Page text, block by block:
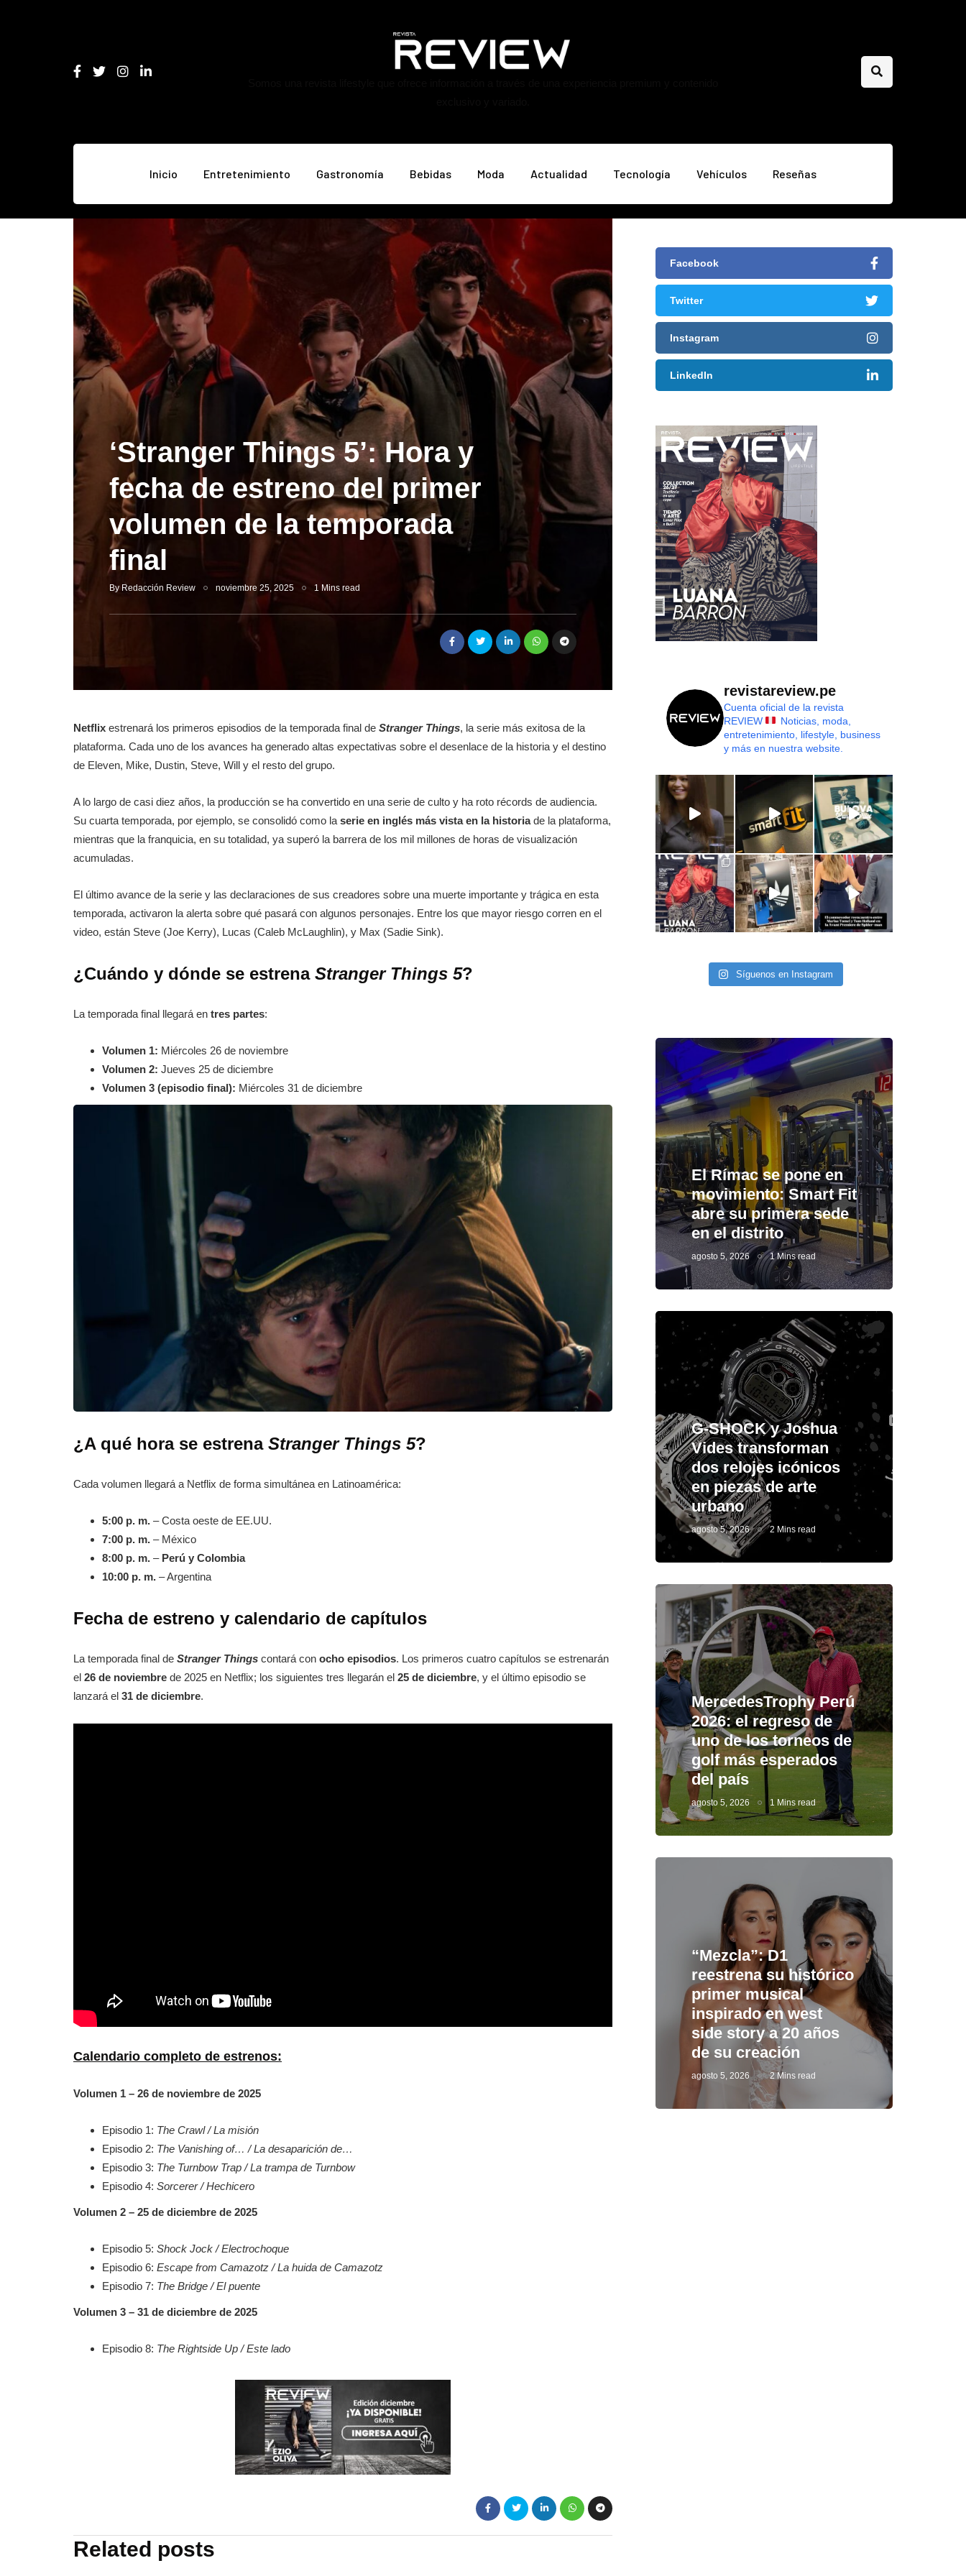
Inicio Entretenimiento Gastronomía Bebidas Moda Actualidad Tecnología Vehículos Reseñas
‘Stranger Things 5’: Hora y
fecha de estreno del primer
volumen de la temporada
final
By Redacción Review noviembre 25, 2025 1 Mins read
Netflix estrenará los primeros episodios de la temporada final de Stranger Things, la serie más exitosa de la
plataforma. Cada uno de los avances ha generado altas expectativas sobre el desenlace de la historia y el destino
de Eleven, Mike, Dustin, Steve, Will y el resto del grupo.
A lo largo de casi diez años, la producción se ha convertido en una serie de culto y ha roto récords de audiencia.
Su cuarta temporada, por ejemplo, se consolidó como la serie en inglés más vista en la historiade la plataforma,
mientras que la franquicia, en su totalidad, ya superó la barrera de los mil millones de horas de visualización
acumuladas.
El último avance de la serie y las declaraciones de sus creadores sobre una muerte importante y trágica en esta
temporada, activaron la alerta sobre qué pasará con algunos personajes. Entre los que mayor riesgo corren en el
video, están Steve (Joe Kerry), Lucas (Caleb McLaughlin), y Max (Sadie Sink).
¿Cuándo y dónde se estrena Stranger Things 5?
La temporada final llegará en tres partes:
Volumen 1: Miércoles 26 de noviembre
Volumen 2: Jueves 25 de diciembre
Volumen 3 (episodio final): Miércoles 31 de diciembre
¿A qué hora se estrena Stranger Things 5?
Cada volumen llegará a Netflix de forma simultánea en Latinoamérica:
5:00 p. m. – Costa oeste de EE.UU.
7:00 p. m. – México
8:00 p. m. – Perú y Colombia
10:00 p. m. – Argentina
Fecha de estreno y calendario de capítulos
La temporada final de Stranger Things contará con ocho episodios. Los primeros cuatro capítulos se estrenarán
el 26 de noviembre de 2025 en Netflix; los siguientes tres llegarán el 25 de diciembre, y el último episodio se
lanzará el 31 de diciembre.
Calendario completo de estrenos:
Volumen 1 – 26 de noviembre de 2025
Episodio 1: The Crawl / La misión
Episodio 2: The Vanishing of… / La desaparición de…
Episodio 3: The Turnbow Trap / La trampa de Turnbow
Episodio 4: Sorcerer / Hechicero
Volumen 2 – 25 de diciembre de 2025
Episodio 5: Shock Jock / Electrochoque
Episodio 6: Escape from Camazotz / La huida de Camazotz
Episodio 7: The Bridge / El puente
Volumen 3 – 31 de diciembre de 2025
Episodio 8: The Rightside Up / Este lado
Facebook
Twitter
Instagram
LinkedIn
revistareview.pe
Cuenta oficial de la revista
REVIEW
Noticias, moda,
entretenimiento, lifestyle, business
y más en nuestra website.
Síguenos en Instagram
El Rímac se pone en
movimiento: Smart Fit
abre su primera sede
en el distrito
agosto 5, 2026 1 Mins read
G-SHOCK y Joshua
Vides transforman
dos relojes icónicos
en piezas de arte
urbano
agosto 5, 2026 2 Mins read
MercedesTrophy Perú
2026: el regreso de
uno de los torneos de
golf más esperados
del país
agosto 5, 2026 1 Mins read
“Mezcla”: D1
reestrena su histórico
primer musical
inspirado en west
side story a 20 años
de su creación
agosto 5, 2026 2 Mins read
Related posts